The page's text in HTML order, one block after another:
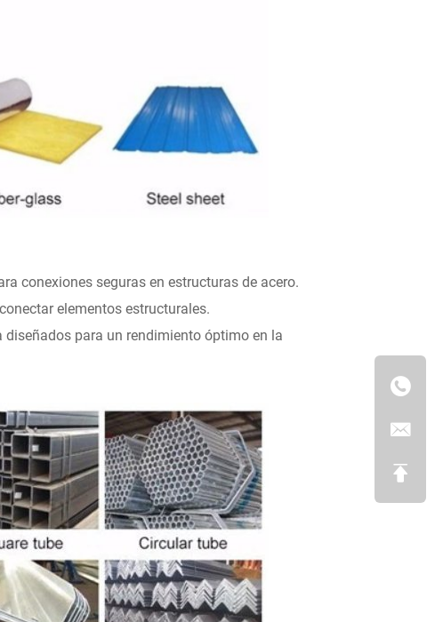
conexiones seguras en estructuras de acero.
elementos estructurales.
para un rendimiento óptimo en la